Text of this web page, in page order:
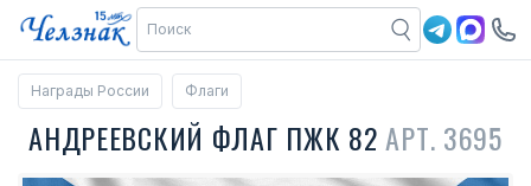
Награды России Флаги
АНДРЕЕВСКИЙ ФЛАГ ПЖК 82АРТ. 3695